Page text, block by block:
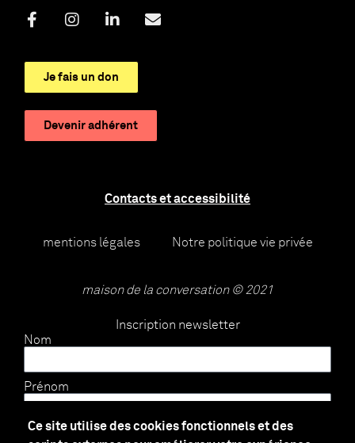
Ce site utilise des cookies fonctionnels et des
Je fais un don
Devenir adhérent
Contacts et accessibilité
mentions légales Notre politique vie privée
maison de la conversation © 2021
Inscription newsletter
Nom
Prénom
E-mail